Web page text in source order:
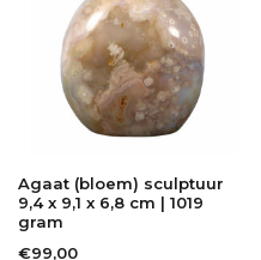
Agaat (bloem) sculptuur
9,4 x 9,1 x 6,8 cm | 1019
gram
€99,00